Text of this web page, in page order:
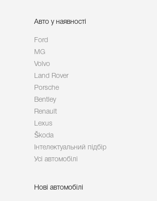
Авто у наявності
Ford
MG
Volvo
Land Rover
Porsche
Bentley
Renault
Lexus
Škoda
Інтелектуальний підбір
Усі автомобілі
Нові автомобілі